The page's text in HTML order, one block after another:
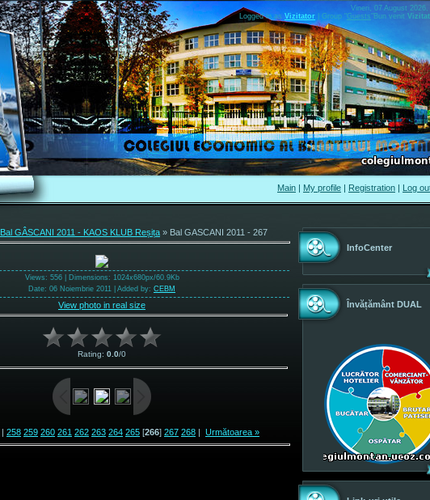
Vineri, 07 August
Logged in as Vizitator Group "Guests" Bun venit
Main | My profile | Registration | Log
Bal GÂSCANI 2011 - KAOS KLUB Reșița » Bal GASCANI 2011 - 267
Views: 556 | Dimensions: 1024x680px/60.9Kb
Date: 06 Noiembrie 2011 | Added by: CEBM
View photo in real size
Rating: 0.0/0
| 258 259 260 261 262 263 264 265 [266] 267 268 | Următoarea »
InfoCenter
Învățământ DUAL